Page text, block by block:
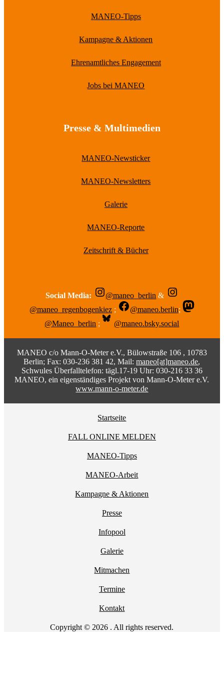
MANEO-Tipps
Kampagne & Aktionen
Ehrenamtliches Engagement
Jobs bei MANEO
Presse & Multimedien
MANEO-Newsticker
MANEO-Newsletters
Galerie
MANEO-Reporte
Zeitschrift & Bücher
Social Media: @maneo_berlin &
@maneo_regenbogenkiez ; @maneo.berlin;
@Maneo_berlin ; @maneo.bsky.social
MANEO c/o Mann-O-Meter e.V., Bülowstraße 106 , 10783
Berlin; Fax: 030-236 381 42, Mail:maneo[at]maneo.de,
Schwules Überfalltelefon: tägl.17-19 Uhr: 030-216 33 36
MANEO, ein eigenständiges Projekt von Mann-O-Meter e.V.
www.mann-o-meter.de
Startseite
FALL ONLINE MELDEN
MANEO-Tipps
MANEO-Arbeit
Kampagne & Aktionen
Presse
Infopool
Galerie
Mitmachen
Termine
Kontakt
Copyright © 2026 . All rights reserved.